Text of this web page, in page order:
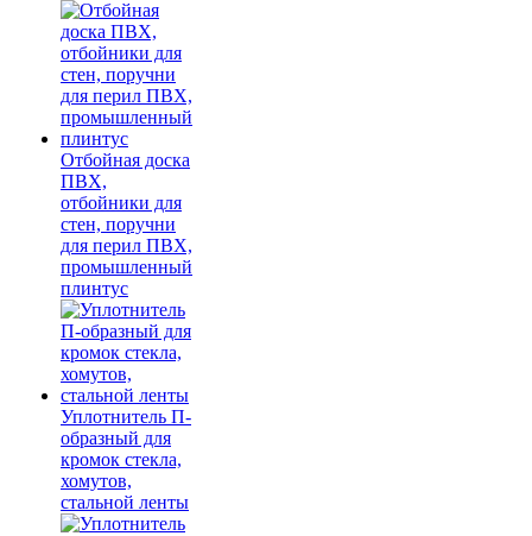
Отбойная доска
ПВХ,
отбойники для
стен, поручни
для перил ПВХ,
промышленный
плинтус
Уплотнитель П-
образный для
кромок стекла,
хомутов,
стальной ленты